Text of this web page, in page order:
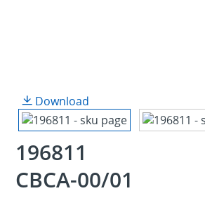
Download
196811
CBCA-00/01